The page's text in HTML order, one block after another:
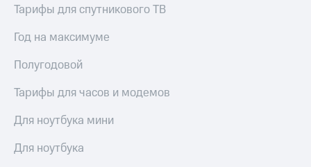
Тарифы для спутникового ТВ
Год на максимуме
Полугодовой
Тарифы для часов и модемов
Для ноутбука мини
Для ноутбука